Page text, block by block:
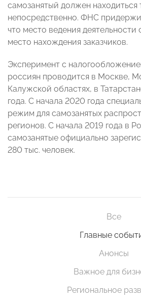
самозанятый должен находиться
непосредственно. ФНС
что место ведения деятельности
место нахождения заказчиков.
Эксперимент с
россиян проводится в Москве,
Калужской областях, в
года. С начала 2020 года
режим для самозанятых
регионов. С начала 2019 года в
самозанятые официально
280 тыс. человек.
Все
Главные
Анонсы
Важное для
Региональное